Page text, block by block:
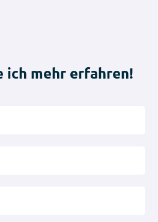
ich mehr erfahren!